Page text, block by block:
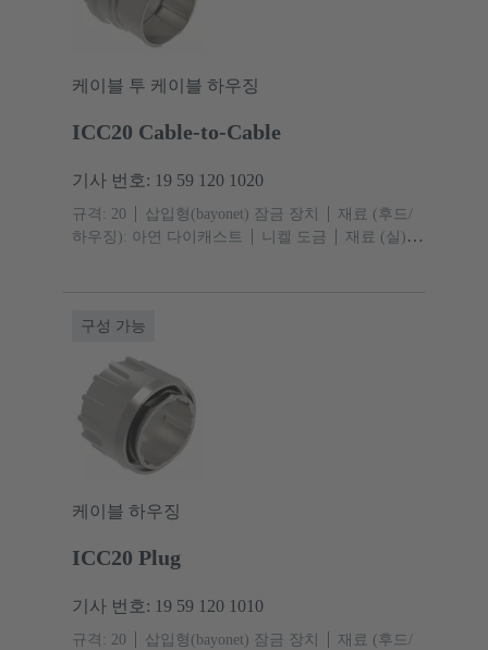
케이블 투 케이블 하우징
ICC20 Cable-to-Cable
기사 번호: 19 59 120 1020
규격: 20 삽입형(bayonet) 잠금 장치
재료 (후드/
하우징): 아연 다이캐스트
니켈 도금
재료 (실):
구성 가능
케이블 하우징
ICC20 Plug
기사 번호: 19 59 120 1010
규격: 20 삽입형(bayonet) 잠금 장치
재료 (후드/